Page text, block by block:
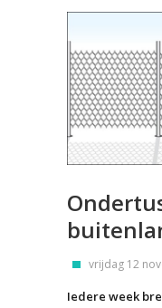
vrijdag 12
Iedere week